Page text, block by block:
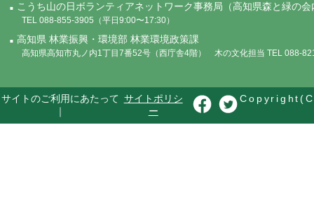
こうち山の日ボランティアネットワーク事務局（高知県森と緑の会
TEL 088-855-3905（平日9:00〜17:30）
高知県 林業振興・環境部 林業環境政策課
高知県高知市丸ノ内1丁目7番52号（西庁舎4階） 木の文化担当 TEL 088-
サイトのご利用にあたって
｜
サイトポリシ
ー